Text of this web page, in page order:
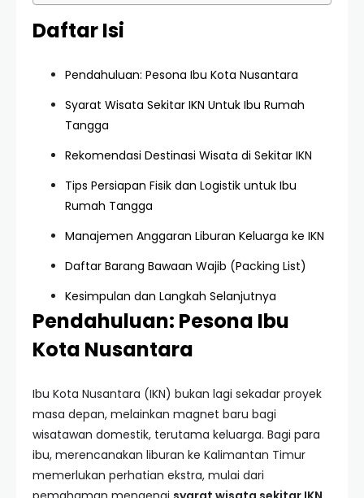
Daftar Isi
Pendahuluan: Pesona Ibu Kota Nusantara
Syarat Wisata Sekitar IKN Untuk Ibu Rumah
Tangga
Rekomendasi Destinasi Wisata di Sekitar IKN
Tips Persiapan Fisik dan Logistik untuk Ibu
Rumah Tangga
Manajemen Anggaran Liburan Keluarga ke IKN
Daftar Barang Bawaan Wajib (Packing List)
Kesimpulan dan Langkah Selanjutnya
Pendahuluan: Pesona Ibu
Kota Nusantara
Ibu Kota Nusantara (IKN) bukan lagi sekadar proyek
masa depan, melainkan magnet baru bagi
wisatawan domestik, terutama keluarga. Bagi para
ibu, merencanakan liburan ke Kalimantan Timur
memerlukan perhatian ekstra, mulai dari